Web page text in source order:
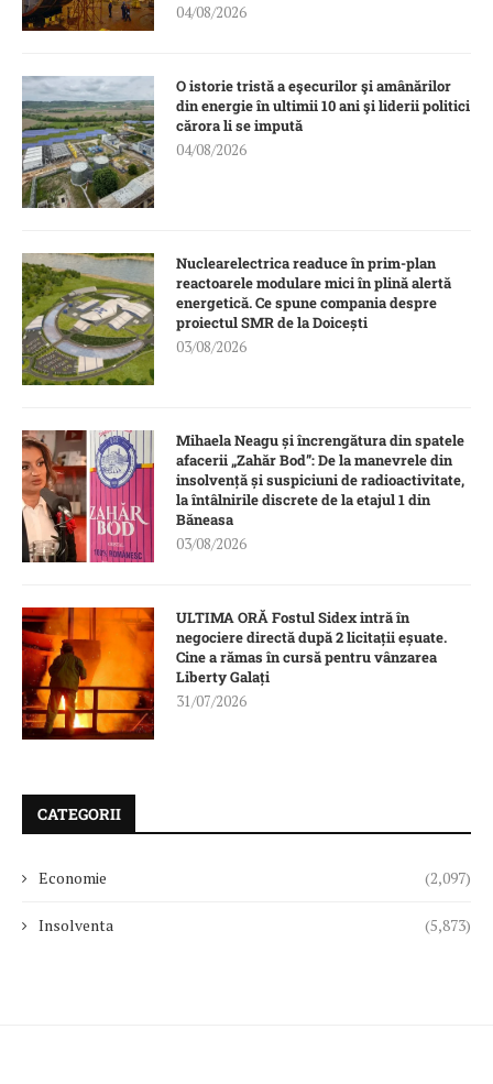
04/08/2026
O istorie tristă a eşecurilor şi amânărilor
din energie în ultimii 10 ani şi liderii politici
cărora li se impută
04/08/2026
Nuclearelectrica readuce în prim-plan
reactoarele modulare mici în plină alertă
energetică. Ce spune compania despre
proiectul SMR de la Doicești
03/08/2026
Mihaela Neagu și încrengătura din spatele
afacerii „Zahăr Bod”: De la manevrele din
insolvență și suspiciuni de radioactivitate,
la întâlnirile discrete de la etajul 1 din
Băneasa
03/08/2026
ULTIMA ORĂ Fostul Sidex intră în
negociere directă după 2 licitații eșuate.
Cine a rămas în cursă pentru vânzarea
Liberty Galați
31/07/2026
CATEGORII
Economie (2,097)
Insolventa (5,873)